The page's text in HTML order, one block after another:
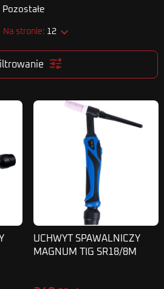
Pozostałe
Na stronie: 12 
UCHWYT SPAWALNICZY
MAGNUM TIG SR18/8M